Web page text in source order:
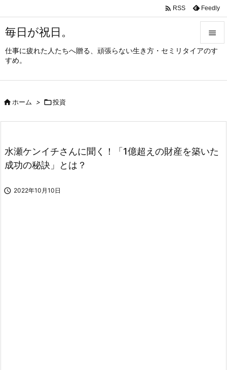
毎日が祝日。
仕事に疲れた人たちへ贈る、頑張らない生き方・セミリタイアのす
すめ。




 RSS Feedly
ホーム > 投資
水瀬ケンイチさんに聞く！「1億超えの財産を築いた
成功の秘訣」とは？
 2022年10月10日